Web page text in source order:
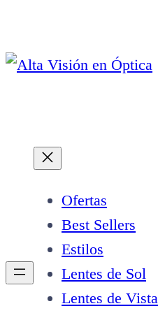
contenido
Ofertas
Best Sellers
Estilos
Lentes de Sol
Lentes de Vista